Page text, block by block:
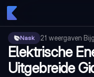
Nask 21 weergaven·
Elektrische
Uitgebreide